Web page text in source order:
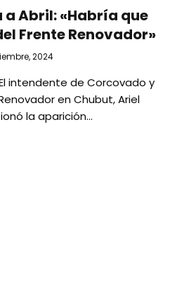
Abril: «Habría que
Frente Renovador»
2024
intendente de Corcovado y
en Chubut, Ariel
la aparición…